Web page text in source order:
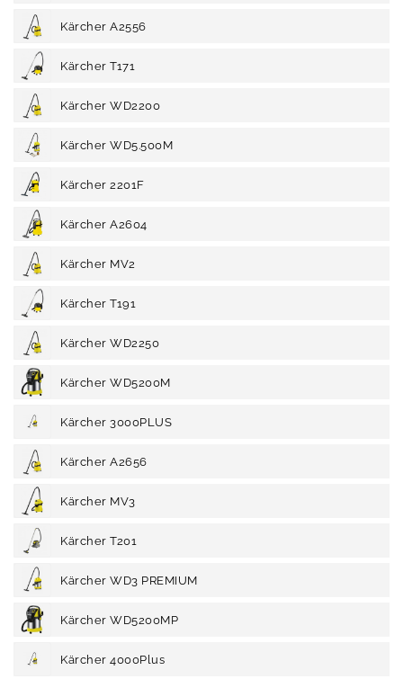
Kärcher A2556
Kärcher T171
Kärcher WD2200
Kärcher WD5.500M
Kärcher 2201F
Kärcher A2604
Kärcher MV2
Kärcher T191
Kärcher WD2250
Kärcher WD5200M
Kärcher 3000PLUS
Kärcher A2656
Kärcher MV3
Kärcher T201
Kärcher WD3 PREMIUM
Kärcher WD5200MP
Kärcher 4000Plus